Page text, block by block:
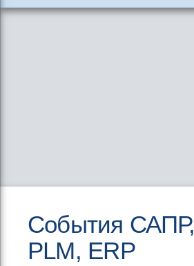
События САПР,
PLM, ERP